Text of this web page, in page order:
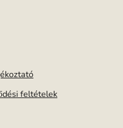
feltételek